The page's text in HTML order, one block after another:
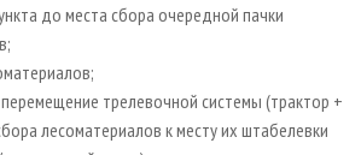
до места сбора очередной пачки
трелевочной системы (трактор +
лесоматериалов к месту их штабелевки